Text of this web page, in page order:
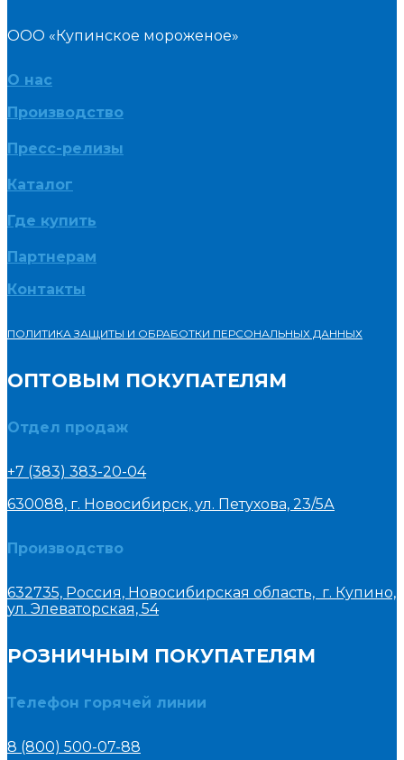
ООО «Купинское мороженое»
О нас
Производство
Пресс-релизы
Каталог
Где купить
Партнерам
Контакты
ПОЛИТИКА ЗАЩИТЫ И ОБРАБОТКИ ПЕРСОНАЛЬНЫХ ДАННЫХ
ОПТОВЫМ ПОКУПАТЕЛЯМ
Отдел продаж
+7 (383) 383-20-04
630088, г. Новосибирск, ул. Петухова, 23/5А
Производство
632735, Россия, Новосибирская область, г. Купино,
ул. Элеваторская, 54
РОЗНИЧНЫМ ПОКУПАТЕЛЯМ
Телефон горячей линии
8 (800) 500-07-88